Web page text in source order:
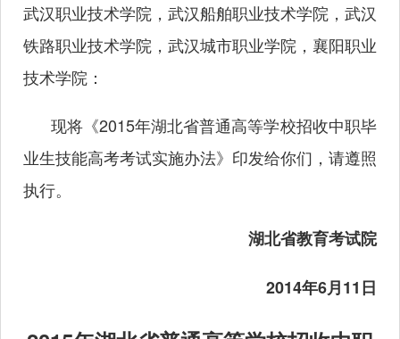
武汉职业技术学院，武汉船舶职业技术学院，武汉
铁路职业技术学院，武汉城市职业学院，襄阳职业
技术学院：
现将《2015年湖北省普通高等学校招收中职毕
业生技能高考考试实施办法》印发给你们，请遵照
执行。
湖北省教育考试院
2014年6月11日